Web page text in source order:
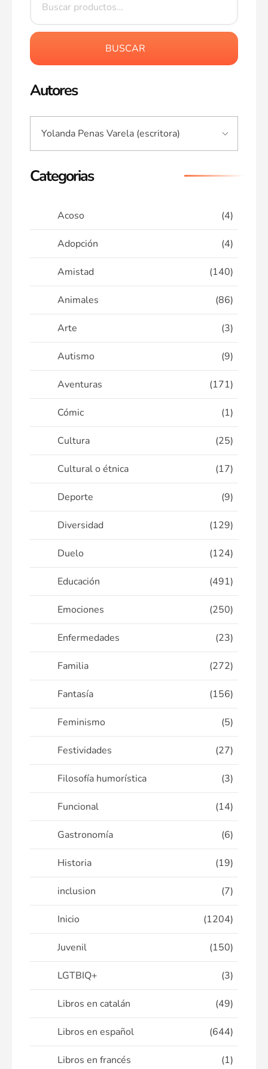
BUSCAR
Autores
Categorias
Acoso (4)
Adopción (4)
Amistad (140)
Animales (86)
Arte (3)
Autismo (9)
Aventuras (171)
Cómic (1)
Cultura (25)
Cultural o étnica (17)
Deporte (9)
Diversidad (129)
Duelo (124)
Educación (491)
Emociones (250)
Enfermedades (23)
Familia (272)
Fantasía (156)
Feminismo (5)
Festividades (27)
Filosofía humorística (3)
Funcional (14)
Gastronomía (6)
Historia (19)
inclusion (7)
Inicio (1204)
Juvenil (150)
LGTBIQ+ (3)
Libros en catalán (49)
Libros en español (644)
Libros en francés (1)